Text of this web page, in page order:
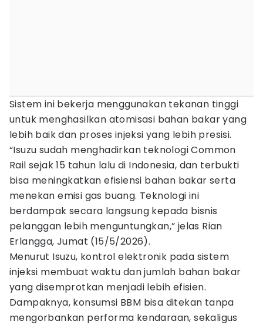
Sistem ini bekerja menggunakan tekanan tinggi
untuk menghasilkan atomisasi bahan bakar yang
lebih baik dan proses injeksi yang lebih presisi.
“Isuzu sudah menghadirkan teknologi Common
Rail sejak 15 tahun lalu di Indonesia, dan terbukti
bisa meningkatkan efisiensi bahan bakar serta
menekan emisi gas buang. Teknologi ini
berdampak secara langsung kepada bisnis
pelanggan lebih menguntungkan,” jelas Rian
Erlangga, Jumat (15/5/2026).
Menurut Isuzu, kontrol elektronik pada sistem
injeksi membuat waktu dan jumlah bahan bakar
yang disemprotkan menjadi lebih efisien.
Dampaknya, konsumsi BBM bisa ditekan tanpa
mengorbankan performa kendaraan, sekaligus